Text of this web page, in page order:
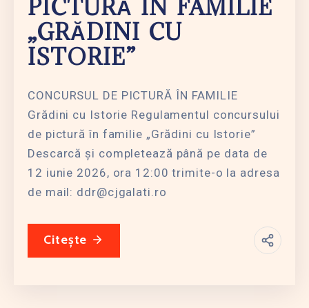
PICTURĂ ÎN FAMILIE
„GRĂDINI CU
ISTORIE”
CONCURSUL DE PICTURĂ ÎN FAMILIE
Grădini cu Istorie Regulamentul concursului
de pictură în familie „Grădini cu Istorie”
Descarcă și completează până pe data de
12 iunie 2026, ora 12:00 trimite-o la adresa
de mail: ddr@cjgalati.ro
Citește